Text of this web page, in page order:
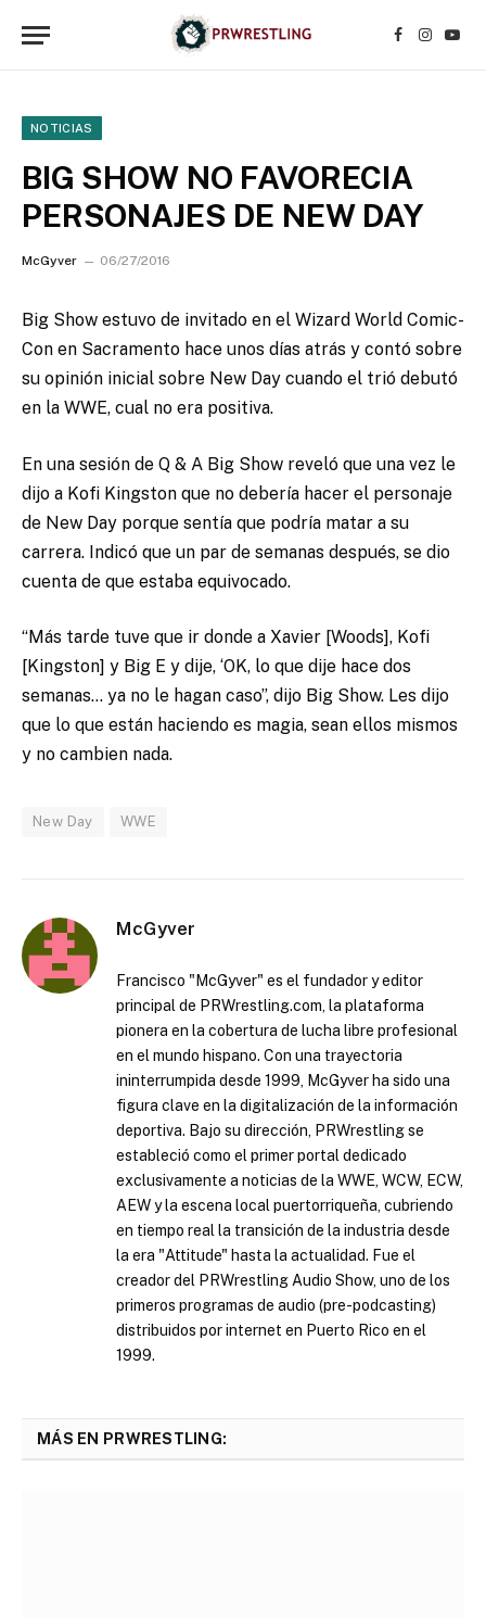
Facebook
NOTICIAS
BIG SHOW NO FAVORECIA
PERSONAJES DE NEW DAY
McGyver 06/27/2016
Big Show estuvo de invitado en el Wizard World Comic-
Con en Sacramento hace unos días atrás y contó sobre
su opinión inicial sobre New Day cuando el trió debutó
en la WWE, cual no era positiva.
En una sesión de Q & A Big Show reveló que una vez le
dijo a Kofi Kingston que no debería hacer el personaje
de New Day porque sentía que podría matar a su
carrera. Indicó que un par de semanas después, se dio
cuenta de que estaba equivocado.
“Más tarde tuve que ir donde a Xavier [Woods], Kofi
[Kingston] y Big E y dije, ‘OK, lo que dije hace dos
semanas… ya no le hagan caso”, dijo Big Show. Les dijo
que lo que están haciendo es magia, sean ellos mismos
y no cambien nada.
New Day WWE
McGyver
Francisco "McGyver" es el fundador y editor
principal de PRWrestling.com, la plataforma
pionera en la cobertura de lucha libre profesional
en el mundo hispano. Con una trayectoria
ininterrumpida desde 1999, McGyver ha sido una
figura clave en la digitalización de la información
deportiva. Bajo su dirección, PRWrestling se
estableció como el primer portal dedicado
exclusivamente a noticias de la WWE, WCW, ECW,
AEW y la escena local puertorriqueña, cubriendo
en tiempo real la transición de la industria desde
la era "Attitude" hasta la actualidad. Fue el
creador del PRWrestling Audio Show, uno de los
primeros programas de audio (pre-podcasting)
distribuidos por internet en Puerto Rico en el
1999.
MÁS EN PRWRESTLING: